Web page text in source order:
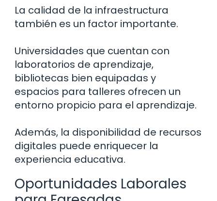
La calidad de la infraestructura
también es un factor importante.
Universidades que cuentan con
laboratorios de aprendizaje,
bibliotecas bien equipadas y
espacios para talleres ofrecen un
entorno propicio para el aprendizaje.
Además, la disponibilidad de recursos
digitales puede enriquecer la
experiencia educativa.
Oportunidades Laborales